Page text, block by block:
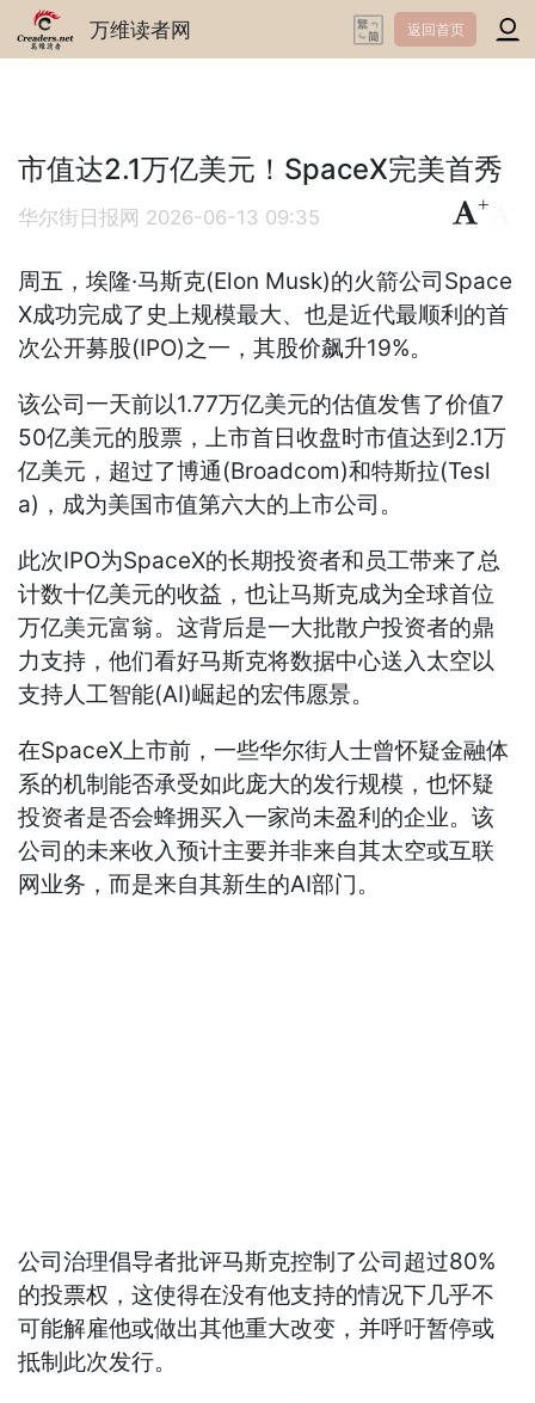
万维读者网 返回首页
市值达2.1万亿美元！SpaceX完美首秀
华尔街日报网 2026-06-13 09:35
+
周五，埃隆·马斯克(Elon Musk)的火箭公司Space
X成功完成了史上规模最大、也是近代最顺利的首
次公开募股(IPO)之一，其股价飙升19%。
该公司一天前以1.77万亿美元的估值发售了价值7
50亿美元的股票，上市首日收盘时市值达到2.1万
亿美元，超过了博通(Broadcom)和特斯拉(Tesl
a)，成为美国市值第六大的上市公司。
此次IPO为SpaceX的长期投资者和员工带来了总
计数十亿美元的收益，也让马斯克成为全球首位
万亿美元富翁。这背后是一大批散户投资者的鼎
力支持，他们看好马斯克将数据中心送入太空以
支持人工智能(AI)崛起的宏伟愿景。
在SpaceX上市前，一些华尔街人士曾怀疑金融体
系的机制能否承受如此庞大的发行规模，也怀疑
投资者是否会蜂拥买入一家尚未盈利的企业。该
公司的未来收入预计主要并非来自其太空或互联
网业务，而是来自其新生的AI部门。
公司治理倡导者批评马斯克控制了公司超过80%
的投票权，这使得在没有他支持的情况下几乎不
可能解雇他或做出其他重大改变，并呼吁暂停或
抵制此次发行。